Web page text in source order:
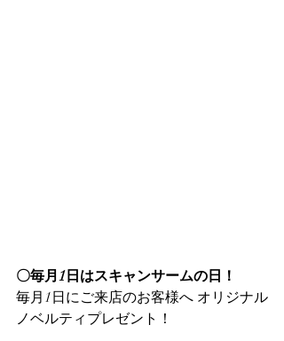
〇毎月1日はスキャンサームの日！
毎月1日にご来店のお客様へ オリジナル
ノベルティプレゼント！